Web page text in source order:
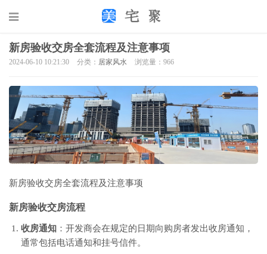
新房验收交房全套流程及注意事项
2024-06-10 10:21:30 分类： 居家风水 浏览量：966
新房验收交房全套流程及注意事项
新房验收交房流程
收房通知 ：开发商会在规定的日期向购房者发出收房通知，
通常包括电话通知和挂号信件。